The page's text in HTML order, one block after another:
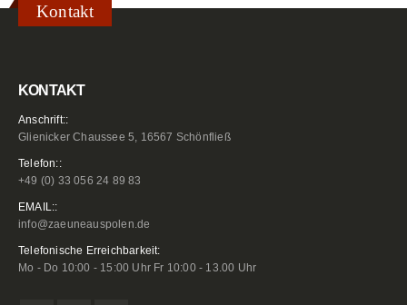
Kontakt
KONTAKT
Anschrift::
Glienicker Chaussee 5, 16567 Schönfließ
Telefon::
+49 (0) 33 056 24 89 83
EMAIL::
info@zaeuneauspolen.de
Telefonische Erreichbarkeit:
Mo - Do 10:00 - 15:00 Uhr Fr 10:00 - 13.00 Uhr